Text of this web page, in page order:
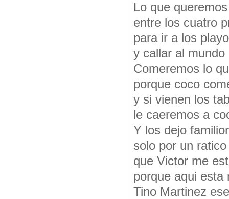
Lo que
entre los cuatro
para ir a los
y callar al mundo
Comeremos lo
porque coco
y si vienen los
le caeremos a
Y los dejo
solo por un ratico
que Victor me
porque aqui esta
Tino Martinez